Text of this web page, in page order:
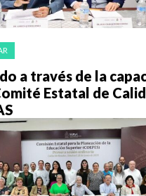
a través de la
Estatal de